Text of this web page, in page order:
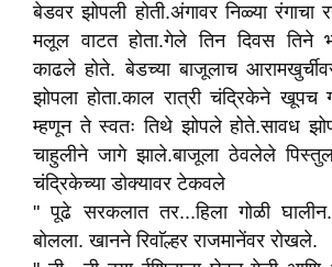
बेडवर झोपली होती.अंगावर निळ्या रंगाचा
मलूल वाटत होता.गेले तिन दिवस तिने
काढले होते. बेडच्या बाजूलाच
झोपला होता.काल रात्री चंद्रिकेने खूपच
म्हणून ते स्वतः तिथे झोपले होते.सावध
चाहुलीने जागे झाले.बाजूला ठेवलेले
चंद्रिकेच्या डोक्यावर टेकवले
" पूढे सरकलात तर...हिला गोळी
बोलला. खानने रिवाॅल्हर राजमानेंवर रोखले.